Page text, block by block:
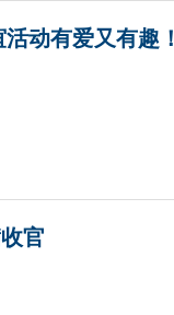
动有爱又有趣！
官